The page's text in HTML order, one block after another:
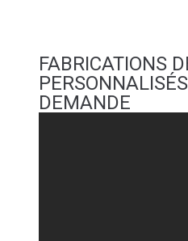
FABRICATIONS
DEMANDE